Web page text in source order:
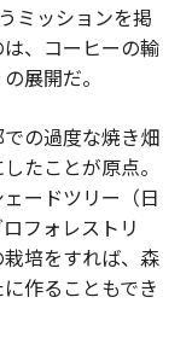
ミッションを掲
、コーヒーの輸
展開だ。
の過度な焼き畑
たことが原点。
ードツリー（日
フォレストリ
培をすれば、森
作ることもでき